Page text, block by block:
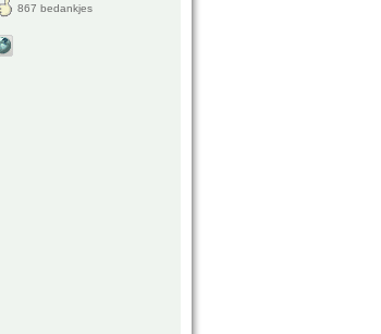
867 bedankjes